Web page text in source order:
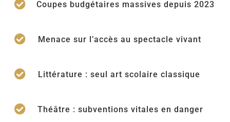
 Coupes budgétaires massives depuis 2023
 Menace sur l’accès au spectacle vivant
 Littérature : seul art scolaire classique
 Théâtre : subventions vitales en danger